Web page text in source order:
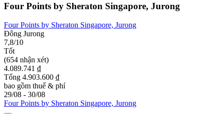
Four Points by Sheraton Singapore, Jurong
Four Points by Sheraton Singapore, Jurong
Đông Jurong
7,8/10
Tốt
(654 nhận xét)
4.089.741 ₫
Tổng 4.903.600 ₫
bao gồm thuế & phí
29/08 - 30/08
Four Points by Sheraton Singapore, Jurong